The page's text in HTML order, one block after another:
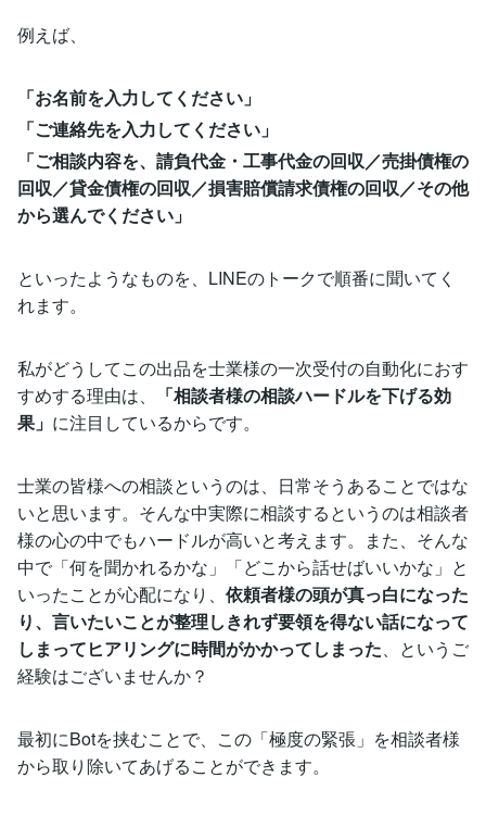
例えば、
「お名前を入力してください」
「ご連絡先を入力してください」
「ご相談内容を、請負代金・工事代金の回収／売掛債権の
回収／貸金債権の回収／損害賠償請求債権の回収／その他
から選んでください」
といったようなものを、LINEのトークで順番に聞いてく
れます。
私がどうしてこの出品を士業様の一次受付の自動化におす
すめする理由は、
「相談者様の相談ハードルを下げる効
果」 に注目しているからです。
士業の皆様への相談というのは、日常そうあることではな
いと思います。そんな中実際に相談するというのは相談者
様の心の中でもハードルが高いと考えます。また、そんな
中で「何を聞かれるかな」「どこから話せばいいかな」と
いったことが心配になり、 依頼者様の頭が真っ白になった
り、言いたいことが整理しきれず要領を得ない話になって
しまってヒアリングに時間がかかってしまった、というご
経験はございませんか？
最初にBotを挟むことで、この「極度の緊張」を相談者様
から取り除いてあげることができます。